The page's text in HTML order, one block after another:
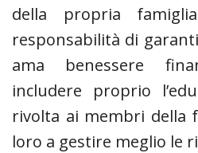
della propria
responsabilità di
ama benessere
includere proprio
rivolta ai membri della
loro a gestire meglio le